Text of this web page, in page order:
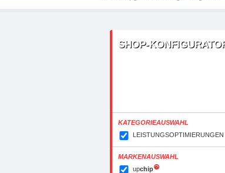
SHOP-
KATEGORIEAUSWAHL
LEISTUNGSOPTIMIERUNGEN
MARKENAUSWAHL
upchip